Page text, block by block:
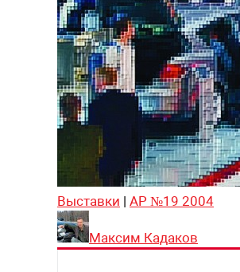
Выставки | АР №19 2004
Максим Кадаков